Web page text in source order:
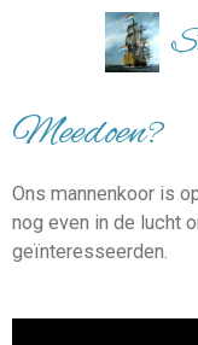
de
hoofdinhoud
Meedoen?
Ons mannenkoor is
nog even in de lucht
geïnteresseerden.